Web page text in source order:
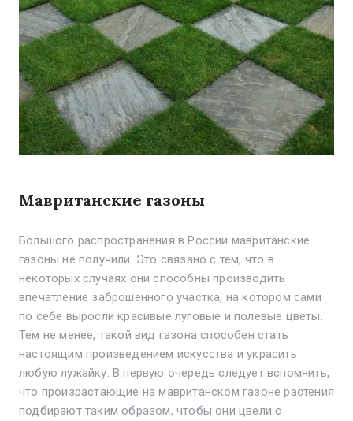
Мавританские газоны
Большого распространения в России мавританские
газоны не получили. Это связано с тем, что в
некоторых случаях они способны производить
впечатление заброшенного участка, на котором сами
по себе выросли красивые луговые и полевые цветы.
Тем не менее, такой вид газона способен стать
настоящим произведением искусства и украсить
любую лужайку. В первую очередь следует вспомнить,
что произрастающие на мавританском газоне растения
подбирают таким образом, чтобы они цвели с